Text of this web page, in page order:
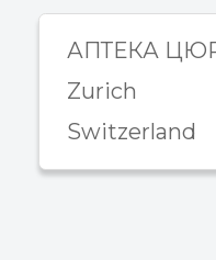
АПТЕКА
Zurich
Switzerland